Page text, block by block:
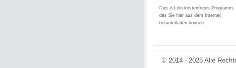
Dies ist ein kostenfreies Programm,
das Sie hier aus dem Internet
herunterladen können.
© 2014 - 2025 Alle